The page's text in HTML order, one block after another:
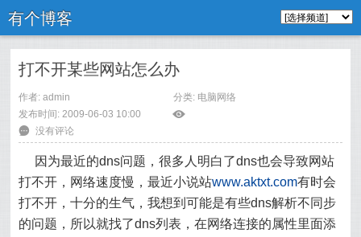
有个博客
打不开某些网站怎么办
作者: admin 分类: 电脑网络
发布时间: 2009-06-03 10:00
ė
6
没有评论
因为最近的dns问题，很多人明白了dns也会导致网站
打不开，网络速度慢，最近小说站www.aktxt.com有时会
打不开，十分的生气，我想到可能是有些dns解析不同步
的问题，所以就找了dns列表，在网络连接的属性里面添